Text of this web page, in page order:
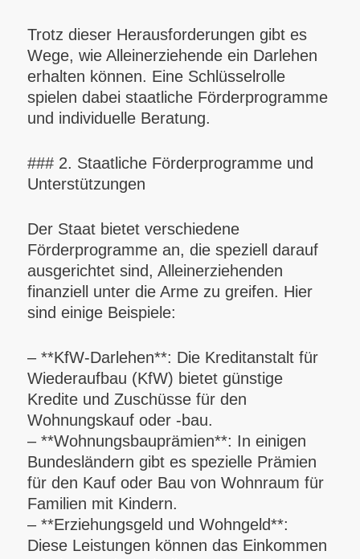
Trotz dieser Herausforderungen gibt es
Wege, wie Alleinerziehende ein Darlehen
erhalten können. Eine Schlüsselrolle
spielen dabei staatliche Förderprogramme
und individuelle Beratung.
### 2. Staatliche Förderprogramme und
Unterstützungen
Der Staat bietet verschiedene
Förderprogramme an, die speziell darauf
ausgerichtet sind, Alleinerziehenden
finanziell unter die Arme zu greifen. Hier
sind einige Beispiele:
– **KfW-Darlehen**: Die Kreditanstalt für
Wiederaufbau (KfW) bietet günstige
Kredite und Zuschüsse für den
Wohnungskauf oder -bau.
– **Wohnungsbauprämien**: In einigen
Bundesländern gibt es spezielle Prämien
für den Kauf oder Bau von Wohnraum für
Familien mit Kindern.
– **Erziehungsgeld und Wohngeld**:
Diese Leistungen können das Einkommen